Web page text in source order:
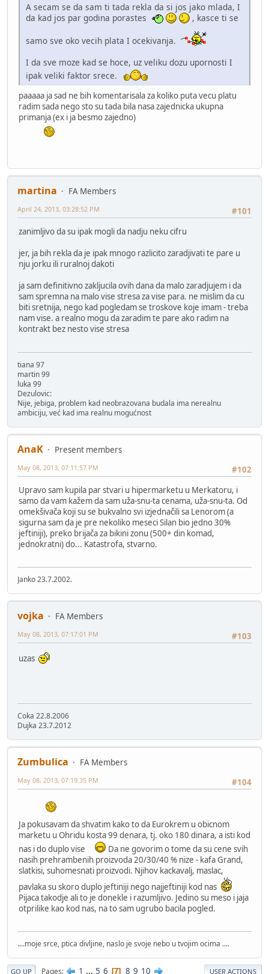
A secam se da sam ti tada rekla da si jos jako mlada, I
da kad jos par godina porastes
, kasce ti se
samo sve oko vecih plata I ocekivanja.
I da sve moze kad se hoce, uz veliku dozu upornosti I
ipak veliki faktor srece.
paaaaa ja sad ne bih komentarisala za koliko puta vecu platu
radim sada nego sto su tada bila nasa zajednicka ukupna
primanja (ex i ja besmo zajedno)
martina
FA Members
#101
April 24, 2013, 03:28:52 PM
zanimljivo da su ipak mogli da nadju neku cifru
jer, ja bih rekla da je ipak mnogo razlicito zaradjivati te pare u
nju jorku ili ruralnoj dakoti
ja sam definitivno zakljucila ovih dana da malo zaradjujem i da
sam spremna na malo vise stresa za vise para. ne mislim da cu
biti sretnija, nego kad pogledam se troskove koje imam - treba
nam vise. a realno mogu da zaradim te pare ako radim na
kontrakt bez nesto vise stresa
tiana 97
martin 99
luka 99
Dezulovic:
Nije, jebiga, problem kad neobrazovana budala ima nerealnu
ambiciju, već kad ima realnu mogućnost
AnaK
Present members
#102
May 08, 2013, 07:11:57 PM
Upravo sam kupila par stvari u hipermarketu u Merkatoru, i
samo da vam kažem da sam uža-snu-ta cenama, uža-snu-ta. Od
omekšivača koji su se bukvalno svi izjednačili sa Lenorom (a
sigurna sam da je pre nekoliko meseci Silan bio jedno 30%
jeftiniji), preko brijača za bikini zonu (500+ din komad,
jednokratni) do... Katastrofa, stvarno.
Janko 23.7.2002.
vojka
FA Members
#103
May 08, 2013, 07:17:01 PM
uzas
Coka 22.8.2006
Dujka 23.7.2012
Zumbulica
FA Members
#104
May 08, 2013, 07:19:35 PM
Ja pokusavam da shvatim kako to da Eurokrem u obicnom
marketu u Ohridu kosta 99 denara, tj. oko 180 dinara, a isti kod
nas i do duplo vise
Da ne govorim o tome da su cene svih
nasih prehrambenih proizvoda 20/30/40 % nize - kafa Grand,
slatkisi, suhomesnati proizvodi. Njihov kackavalj, maslac,
pavlaka su skoro duplo jeftiniji nego najjeftiniji kod nas
Pijaca takodje ali to je donekle i razumljivo. Jedino su meso i jaja
otprilike kao kod nas, na to sam ugrubo bacila pogled.
....moje srce, ptica divljine, naslo je svoje nebo u tvojim ocima ....
GO UP Pages 1 ... 5 6 7 8 9 10 USER ACTIONS